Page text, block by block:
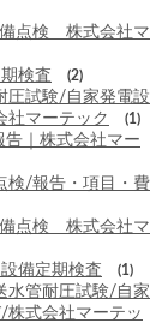
点検 株式会社マ
検査 (2)
試験/自家発電設
社マーテック
(1)
｜株式会社マー
/報告・項目・費
点検 株式会社マ
備定期検査 (1)
管耐圧試験/自家
式会社マーテッ